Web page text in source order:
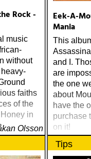
Rock -
music
without
faiths
of the
in
Olsson
Eek-A-
Mania
This
and I.
are
the one
about
have the
purchase
on it!
Tips